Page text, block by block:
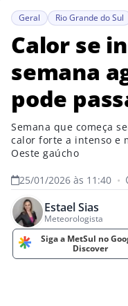
Geral Rio Grande do Sul
Calor se
semana
pode
Semana que começa
calor forte a intenso e
Oeste gaúcho
25/01/2026 às 11:40 •
Estael Sias
Meteorologista
Siga a MetSul no
Discover